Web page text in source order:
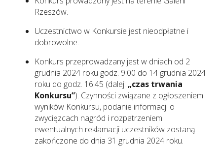
Rzeszów.
Uczestnictwo w Konkursie jest nieodpłatne i
dobrowolne.
Konkurs przeprowadzany jest w dniach od 2
grudnia 2024 roku godz. 9:00 do 14 grudnia 2024
roku do godz. 16:45 (dalej: „czas trwania
Konkursu”). Czynności związane z ogłoszeniem
wyników Konkursu, podanie informacji o
zwycięzcach nagród i rozpatrzeniem
ewentualnych reklamacji uczestników zostaną
zakończone do dnia 31 grudnia 2024 roku.